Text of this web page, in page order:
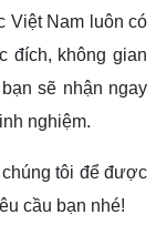
Việt Nam luôn có
đích, không gian
sẽ nhận ngay
nghiệm.
tôi để được
cầu bạn nhé!